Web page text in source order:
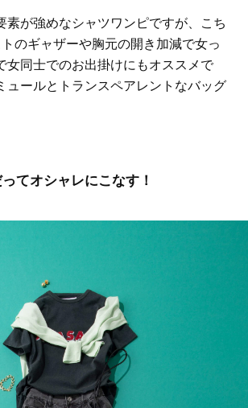
素が強めなシャツワンピですが、こち
のギャザーや胸元の開き加減で女っ
女同士でのお出掛けにもオススメで
ュールとトランスペアレントなバッグ
てオシャレにこなす！